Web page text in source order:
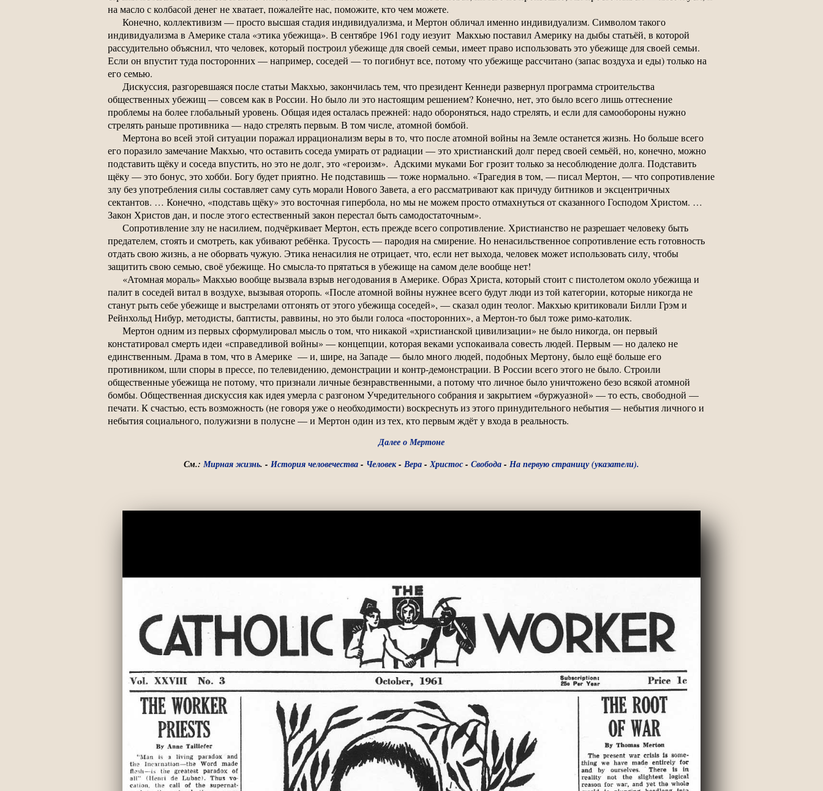
на масло с колбасой денег не хватает, пожалейте нас, поможите, кто чем можете.
Конечно, коллективизм — просто высшая стадия индивидуализма, и Мертон обличал именно индивидуализм. Символом такого
индивидуализма в Америке стала «этика убежища». В сентябре 1961 году иезуит Макхью поставил Америку на дыбы статьёй, в которой
рассудительно объяснил, что человек, который построил убежище для своей семьи, имеет право использовать это убежище для своей семьи.
Если он впустит туда посторонних — например, соседей — то погибнут все, потому что убежище рассчитано (запас воздуха и еды) только на
его семью.
Дискуссия, разгоревшаяся после статьи Макхью, закончилась тем, что президент Кеннеди развернул программа строительства
общественных убежищ — совсем как в России. Но было ли это настоящим решением? Конечно, нет, это было всего лишь оттеснение
проблемы на более глобальный уровень. Общая идея осталась прежней: надо обороняться, надо стрелять, и если для самообороны нужно
стрелять раньше противника — надо стрелять первым. В том числе, атомной бомбой.
Мертона во всей этой ситуации поражал иррационализм веры в то, что после атомной войны на Земле останется жизнь. Но больше всего
его поразило замечание Макхью, что оставить соседа умирать от радиации — это христианский долг перед своей семьёй, но, конечно, можно
подставить щёку и соседа впустить, но это не долг, это «героизм». Адскими муками Бог грозит только за несоблюдение долга. Подставить
щёку — это бонус, это хобби. Богу будет приятно. Не подставишь — тоже нормально. «Трагедия в том, — писал Мертон, — что сопротивление
злу без употребления силы составляет саму суть морали Нового Завета, а его рассматривают как причуду битников и эксцентричных
сектантов. … Конечно, «подставь щёку» это восточная гипербола, но мы не можем просто отмахнуться от сказанного Господом Христом. …
Закон Христов дан, и после этого естественный закон перестал быть самодостаточным».
Сопротивление злу не насилием, подчёркивает Мертон, есть прежде всего сопротивление. Христианство не разрешает человеку быть
предателем, стоять и смотреть, как убивают ребёнка. Трусость — пародия на смирение. Но ненасильственное сопротивление есть готовность
отдать свою жизнь, а не оборвать чужую. Этика ненасилия не отрицает, что, если нет выхода, человек может использовать силу, чтобы
защитить свою семью, своё убежище. Но смысла-то прятаться в убежище на самом деле вообще нет!
«Атомная мораль» Макхью вообще вызвала взрыв негодования в Америке. Образ Христа, который стоит с пистолетом около убежища и
палит в соседей витал в воздухе, вызывая оторопь. «После атомной войны нужнее всего будут люди из той категории, которые никогда не
станут рыть себе убежище и выстрелами отгонять от этого убежища соседей», — сказал один теолог. Макхью критиковали Билли Грэм и
Рейнхольд Нибур, методисты, баптисты, раввины, но это были голоса «посторонних», а Мертон-то был тоже римо-католик.
Мертон одним из первых сформулировал мысль о том, что никакой «христианской цивилизации» не было никогда, он первый
констатировал смерть идеи «справедливой войны» — концепции, которая веками успокаивала совесть людей. Первым — но далеко не
единственным. Драма в том, что в Америке — и, шире, на Западе — было много людей, подобных Мертону, было ещё больше его
противником, шли споры в прессе, по телевидению, демонстрации и контр-демонстрации. В России всего этого не было. Строили
общественные убежища не потому, что признали личные безнравственными, а потому что личное было уничтожено безо всякой атомной
бомбы. Общественная дискуссия как идея умерла с разгоном Учредительного собрания и закрытием «буржуазной» — то есть, свободной —
печати. К счастью, есть возможность (не говоря уже о необходимости) воскреснуть из этого принудительного небытия — небытия личного и
небытия социального, полужизни в полусне — и Мертон один из тех, кто первым ждёт у входа в реальность.
Далее о Мертоне
См.: Мирная жизнь. - История человечества- Человек- Вера-Христос- Свобода- На первую страницу (указатели).